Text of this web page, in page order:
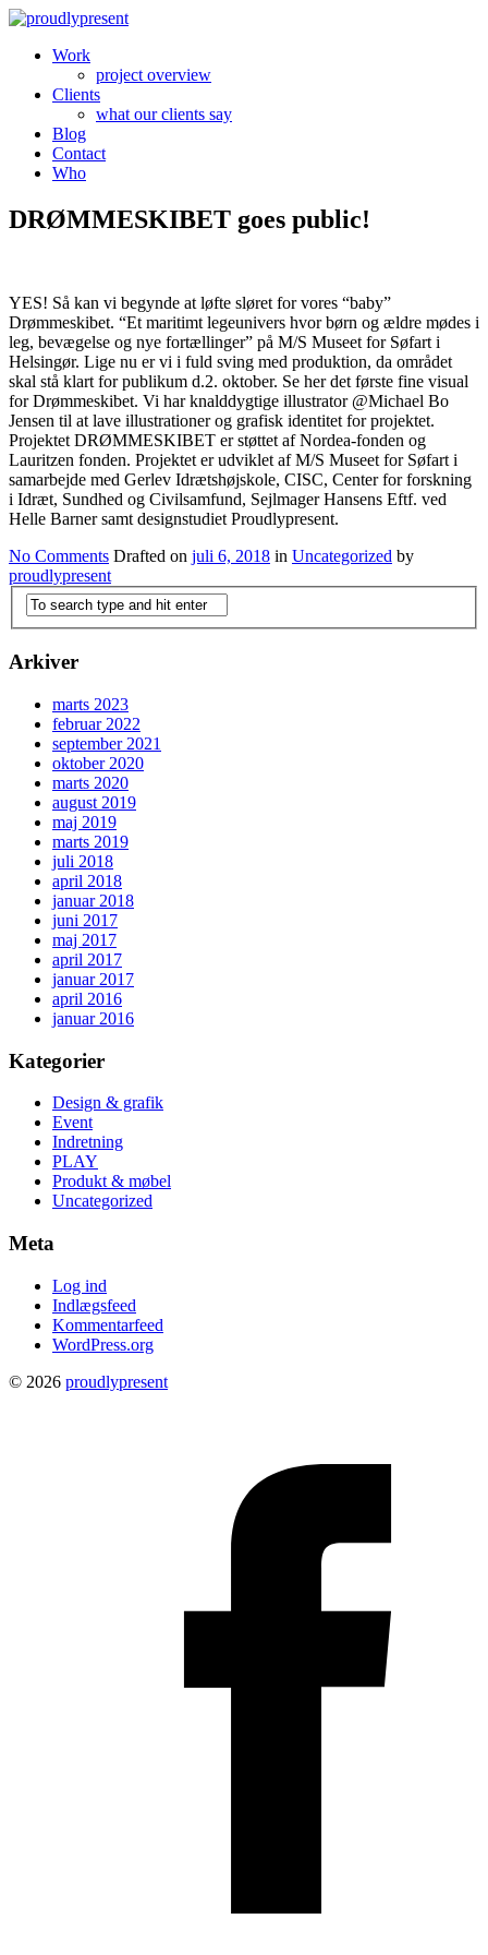
Work
project overview
Clients
what our clients say
Blog
Contact
Who
DRØMMESKIBET goes public!
YES! Så kan vi begynde at løfte sløret for vores “baby”
Drømmeskibet. “Et maritimt legeunivers hvor børn og ældre mødes i
leg, bevægelse og nye fortællinger” på M/S Museet for Søfart i
Helsingør. Lige nu er vi i fuld sving med produktion, da området
skal stå klart for publikum d.2. oktober. Se her det første fine visual
for Drømmeskibet. Vi har knalddygtige illustrator @Michael Bo
Jensen til at lave illustrationer og grafisk identitet for projektet.
Projektet DRØMMESKIBET er støttet af Nordea-fonden og
Lauritzen fonden. Projektet er udviklet af M/S Museet for Søfart i
samarbejde med Gerlev Idrætshøjskole, CISC, Center for forskning
i Idræt, Sundhed og Civilsamfund, Sejlmager Hansens Eftf. ved
Helle Barner samt designstudiet Proudlypresent.
No Comments Drafted on juli 6, 2018 in Uncategorized by
proudlypresent
Arkiver
marts 2023
februar 2022
september 2021
oktober 2020
marts 2020
august 2019
maj 2019
marts 2019
juli 2018
april 2018
januar 2018
juni 2017
maj 2017
april 2017
januar 2017
april 2016
januar 2016
Kategorier
Design & grafik
Event
Indretning
PLAY
Produkt & møbel
Uncategorized
Meta
Log ind
Indlægsfeed
Kommentarfeed
WordPress.org
© 2026 proudlypresent